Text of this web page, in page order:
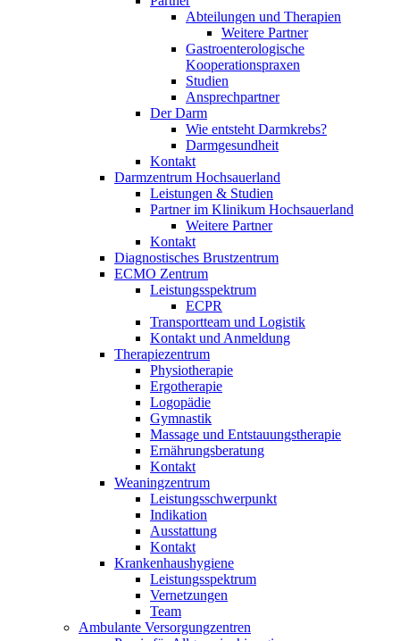
Abteilungen und Therapien
Weitere Partner
Gastroenterologische
Kooperationspraxen
Studien
Ansprechpartner
Der Darm
Wie entsteht Darmkrebs?
Darmgesundheit
Kontakt
Darmzentrum Hochsauerland
Leistungen & Studien
Partner im Klinikum Hochsauerland
Weitere Partner
Kontakt
Diagnostisches Brustzentrum
ECMO Zentrum
Leistungsspektrum
ECPR
Transportteam und Logistik
Kontakt und Anmeldung
Therapiezentrum
Physiotherapie
Ergotherapie
Logopädie
Gymnastik
Massage und Entstauungstherapie
Ernährungsberatung
Kontakt
Weaningzentrum
Leistungsschwerpunkt
Indikation
Ausstattung
Kontakt
Krankenhaushygiene
Leistungsspektrum
Vernetzungen
Team
Ambulante Versorgungzentren